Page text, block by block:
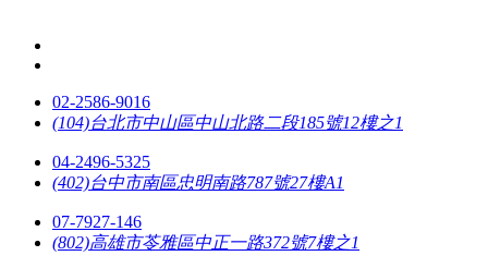
02-2586-9016
(104)台北市中山區中山北路二段185號12樓之1
04-2496-5325
(402)台中市南區忠明南路787號27樓A1
07-7927-146
(802)高雄市苓雅區中正一路372號7樓之1